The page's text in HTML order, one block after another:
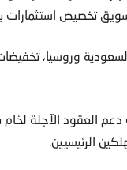
بنحو 1.2 تريليون دولار وذلك بحلول
الرئيسيين.